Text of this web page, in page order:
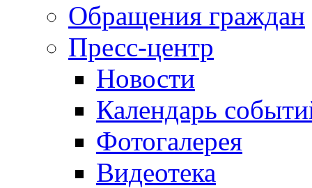
Обращения граждан
Пресс-центр
Новости
Календарь
Фотогалерея
Видеотека